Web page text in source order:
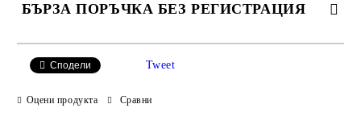
БЪРЗА ПОРЪЧКА БЕЗ РЕГИСТРАЦИЯ
Сподели Tweet
Оцени продукта Сравни